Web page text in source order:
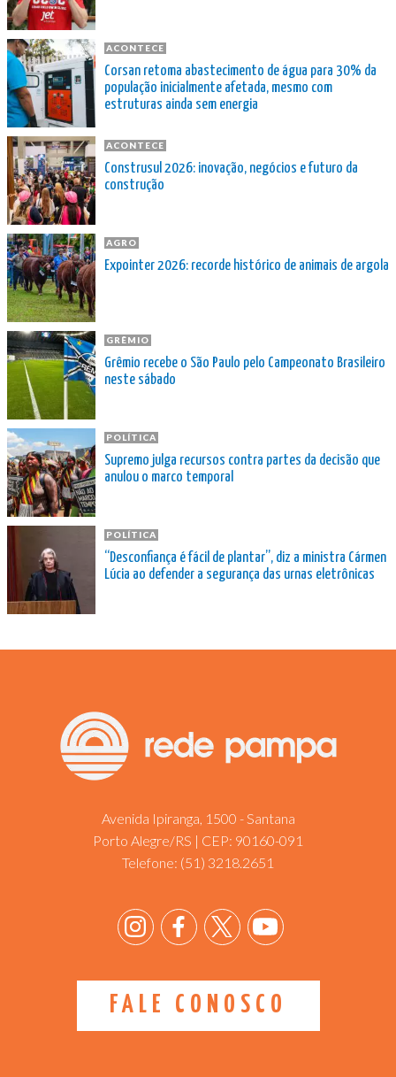
ACONTECE
Corsan retoma abastecimento de água para 30% da
população inicialmente afetada, mesmo com
estruturas ainda sem energia
ACONTECE
Construsul 2026: inovação, negócios e futuro da
construção
AGRO
Expointer 2026: recorde histórico de animais de argola
GRÊMIO
Grêmio recebe o São Paulo pelo Campeonato Brasileiro
neste sábado
POLÍTICA
Supremo julga recursos contra partes da decisão que
anulou o marco temporal
POLÍTICA
“Desconfiança é fácil de plantar”, diz a ministra Cármen
Lúcia ao defender a segurança das urnas eletrônicas
Avenida Ipiranga, 1500 - Santana
Porto Alegre/RS | CEP: 90160-091
Telefone: (51) 3218.2651
FALE CONOSCO